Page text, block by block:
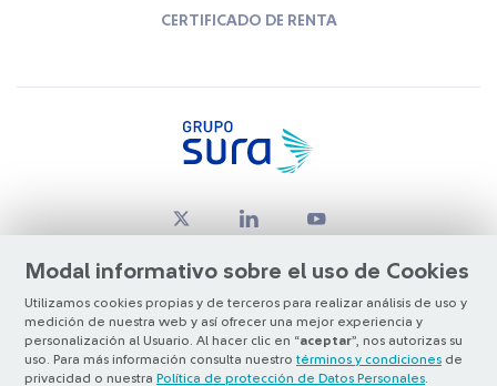
Modal informativo sobre el uso de Cookies
Utilizamos cookies propias y de terceros para realizar análisis de uso y
medición de nuestra web y así ofrecer una mejor experiencia y
personalización al Usuario. Al hacer clic en “aceptar”, nos autorizas su
uso. Para más información consulta nuestro términos y condiciones de
privacidad o nuestra Política de protección de Datos Personales
CERTIFICADO DE RENTA
© Copyright Grupo SURA 2026